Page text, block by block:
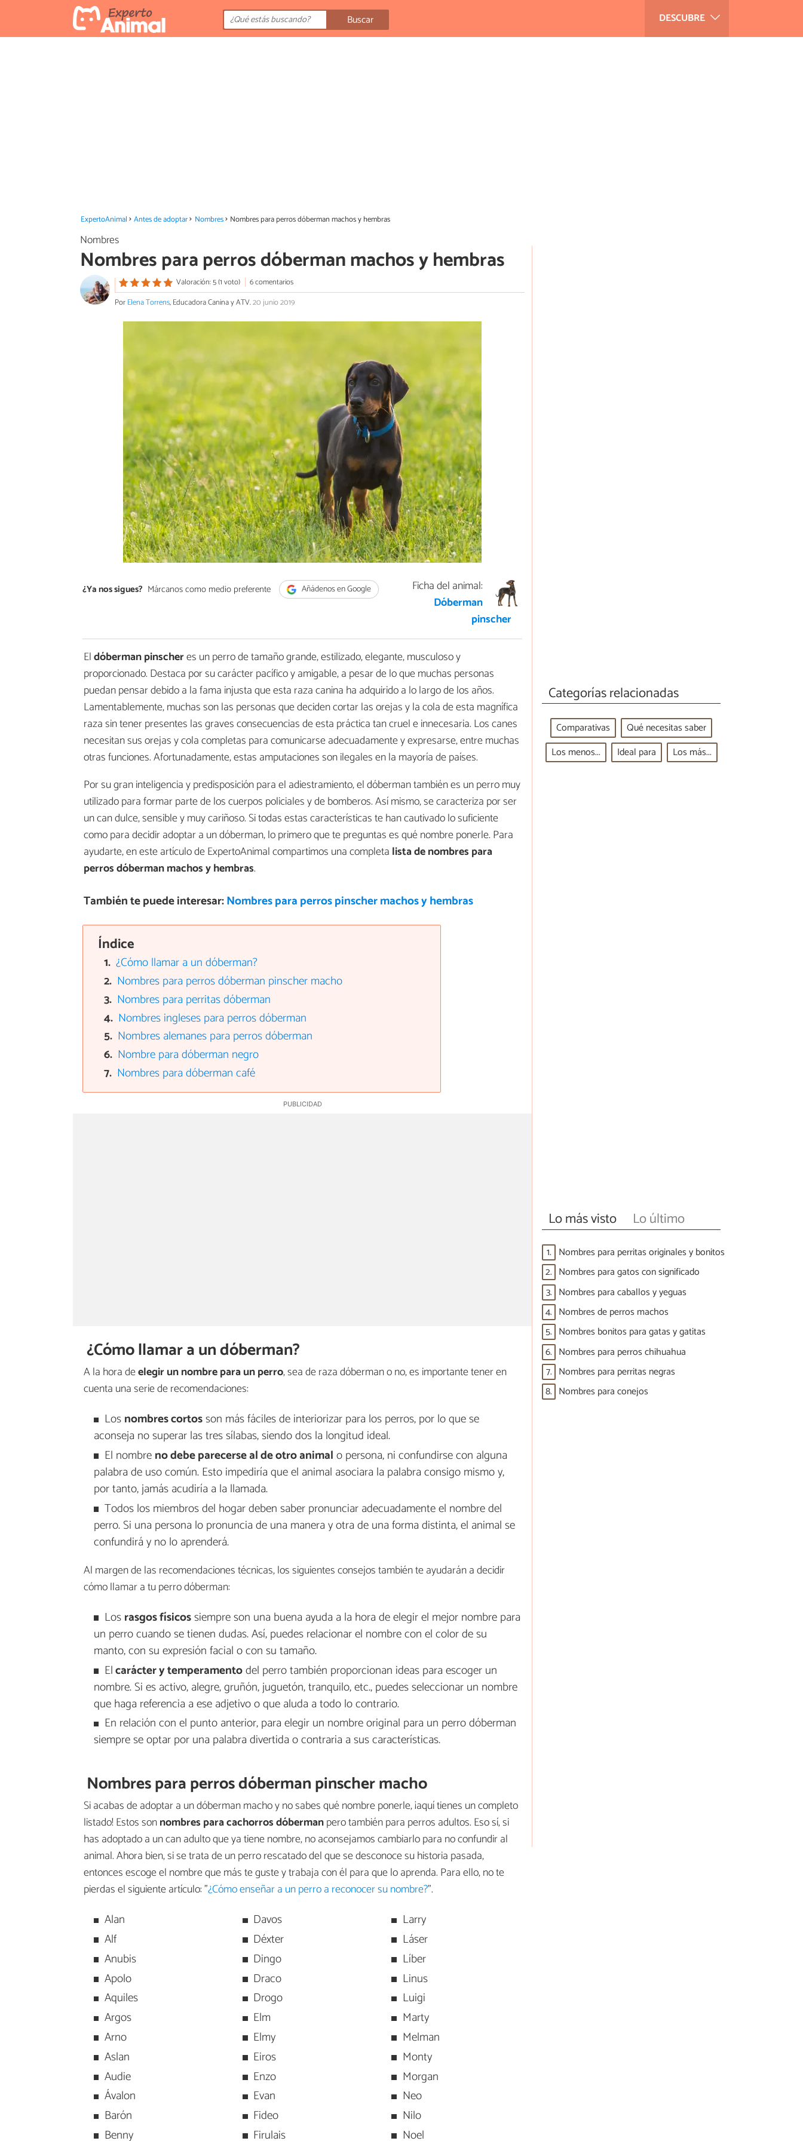
DESCUBRE
Buscar
ExpertoAnimal Antes de adoptar Nombres Nombres para perros dóberman machos y hembras
Nombres
Nombres para perros dóberman machos y hembras
Valoración: 5 (1 voto)
6 comentarios
PorElena Torrens, Educadora Canina y ATV.20 junio 2019
¿Ya nos sigues? Márcanos como medio preferente Añádenos en Google
Ficha del animal:
Dóberman
pinscher
Eldóberman pinscheres un perro de tamaño grande, estilizado, elegante, musculoso y
proporcionado. Destaca por su carácter pacífico y amigable, a pesar de lo que muchas personas
puedan pensar debido a la fama injusta que esta raza canina ha adquirido a lo largo de los años.
Lamentablemente, muchas son las personas que deciden cortar las orejas y la cola de esta magnífica
raza sin tener presentes las graves consecuencias de esta práctica tan cruel e innecesaria. Los canes
necesitan sus orejas y cola completas para comunicarse adecuadamente y expresarse, entre muchas
otras funciones. Afortunadamente, estas amputaciones son ilegales en la mayoría de países.
Por su gran inteligencia y predisposición para el adiestramiento, el dóberman también es un perro muy
utilizado para formar parte de los cuerpos policiales y de bomberos. Así mismo, se caracteriza por ser
un can dulce, sensible y muy cariñoso. Si todas estas características te han cautivado lo suficiente
como para decidir adoptar a un dóberman, lo primero que te preguntas es qué nombre ponerle. Para
ayudarte, en este artículo de ExpertoAnimal compartimos una completa lista de nombres para
perros dóberman machos y hembras.
También te puede interesar:Nombres para perros pinscher machos y hembras
Índice
¿Cómo llamar a un dóberman?
Nombres para perros dóberman pinscher macho
Nombres para perritas dóberman
Nombres ingleses para perros dóberman
Nombres alemanes para perros dóberman
Nombre para dóberman negro
Nombres para dóberman café
¿Cómo llamar a un dóberman?
A la hora deelegir un nombre para un perro, sea de raza dóberman o no, es importante tener en
cuenta una serie de recomendaciones:
Losnombres cortosson más fáciles de interiorizar para los perros, por lo que se
aconseja no superar las tres sílabas, siendo dos la longitud ideal.
El nombreno debe parecerse al de otro animalo persona, ni confundirse con alguna
palabra de uso común. Esto impediría que el animal asociara la palabra consigo mismo y,
por tanto, jamás acudiría a la llamada.
Todos los miembros del hogar deben saber pronunciar adecuadamente el nombre del
perro. Si una persona lo pronuncia de una manera y otra de una forma distinta, el animal se
confundirá y no lo aprenderá.
Al margen de las recomendaciones técnicas, los siguientes consejos también te ayudarán a decidir
cómo llamar a tu perro dóberman:
Losrasgos físicossiempre son una buena ayuda a la hora de elegir el mejor nombre para
un perro cuando se tienen dudas. Así, puedes relacionar el nombre con el color de su
manto, con su expresión facial o con su tamaño.
Elcarácter y temperamentodel perro también proporcionan ideas para escoger un
nombre. Si es activo, alegre, gruñón, juguetón, tranquilo, etc., puedes seleccionar un nombre
que haga referencia a ese adjetivo o que aluda a todo lo contrario.
En relación con el punto anterior, para elegir un nombre original para un perro dóberman
siempre se optar por una palabra divertida o contraria a sus características.
Nombres para perros dóberman pinscher macho
Si acabas de adoptar a un dóberman macho y no sabes qué nombre ponerle, ¡aquí tienes un completo
listado! Estos sonnombres para cachorros dóbermanpero también para perros adultos. Eso sí, si
has adoptado a un can adulto que ya tiene nombre, no aconsejamos cambiarlo para no confundir al
animal. Ahora bien, si se trata de un perro rescatado del que se desconoce su historia pasada,
entonces escoge el nombre que más te guste y trabaja con él para que lo aprenda. Para ello, no te
pierdas el siguiente artículo: "¿Cómo enseñar a un perro a reconocer su nombre?".
Alan
Alf
Anubis
Apolo
Aquiles
Argos
Arno
Aslan
Audie
Ávalon
Barón
Benny
Davos
Déxter
Dingo
Draco
Drogo
Elm
Elmy
Eiros
Enzo
Evan
Fideo
Firulais
Larry
Láser
Líber
Linus
Luigi
Marty
Melman
Monty
Morgan
Neo
Nilo
Noel
Categorías relacionadas
Comparativas
Qué necesitas saber
Los menos...
Ideal para Los más...
Lo más visto Lo último
1. Nombres para perritas originales y bonitos
2. Nombres para gatos con significado
3. Nombres para caballos y yeguas
4. Nombres de perros machos
5. Nombres bonitos para gatas y gatitas
6. Nombres para perros chihuahua
7. Nombres para perritas negras
8. Nombres para conejos